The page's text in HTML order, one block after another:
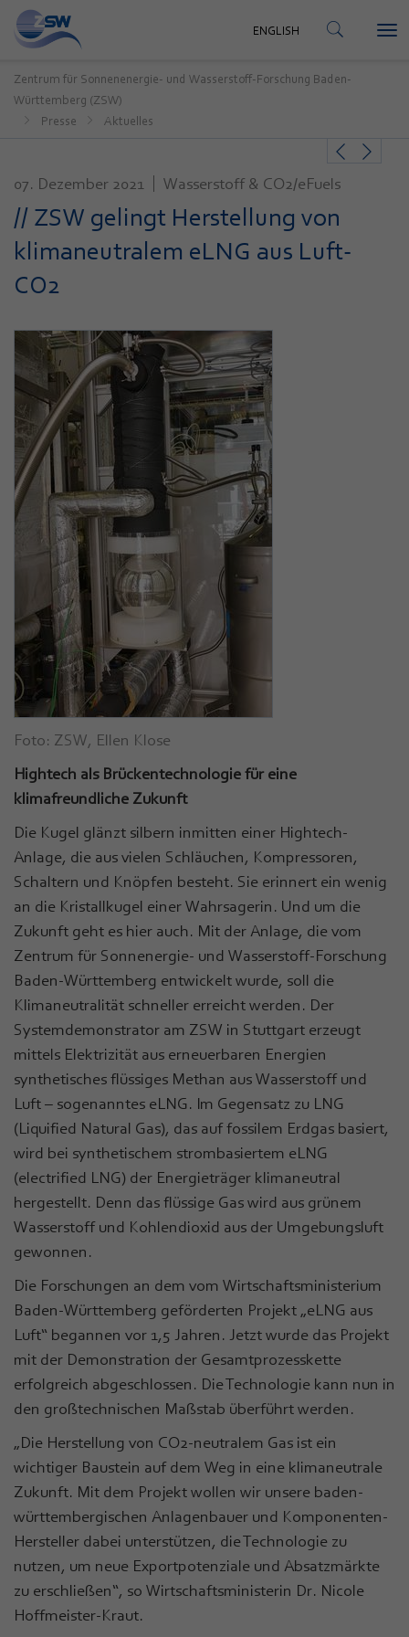
KONTAKT
ENGLISH
Zentrum für Sonnenenergie- und Wasserstoff-Forschung Baden-
Württemberg (ZSW)
Presse
Aktuelles
07. Dezember 2021 Wasserstoff & CO2/eFuels
// ZSW gelingt Herstellung von
klimaneutralem eLNG aus Luft-
CO2
Foto: ZSW, Ellen Klose
Hightech als Brückentechnologie für eine
klimafreundliche Zukunft
Die Kugel glänzt silbern inmitten einer Hightech-
Anlage, die aus vielen Schläuchen, Kompressoren,
Schaltern und Knöpfen besteht. Sie erinnert ein wenig
an die Kristallkugel einer Wahrsagerin. Und um die
Zukunft geht es hier auch. Mit der Anlage, die vom
Zentrum für Sonnenergie- und Wasserstoff-Forschung
Baden-Württemberg entwickelt wurde, soll die
Klimaneutralität schneller erreicht werden. Der
Systemdemonstrator am ZSW in Stuttgart erzeugt
mittels Elektrizität aus erneuerbaren Energien
synthetisches flüssiges Methan aus Wasserstoff und
Luft – sogenanntes eLNG. Im Gegensatz zu LNG
(Liquified Natural Gas), das auf fossilem Erdgas basiert,
wird bei synthetischem strombasiertem eLNG
(electrified LNG) der Energieträger klimaneutral
hergestellt. Denn das flüssige Gas wird aus grünem
Wasserstoff und Kohlendioxid aus der Umgebungsluft
gewonnen.
Die Forschungen an dem vom Wirtschaftsministerium
Baden-Württemberg geförderten Projekt „eLNG aus
Luft“ begannen vor 1,5 Jahren. Jetzt wurde das Projekt
mit der Demonstration der Gesamtprozesskette
erfolgreich abgeschlossen. Die Technologie kann nun in
den großtechnischen Maßstab überführt werden.
„Die Herstellung von CO2-neutralem Gas ist ein
wichtiger Baustein auf dem Weg in eine klimaneutrale
Zukunft. Mit dem Projekt wollen wir unsere baden-
württembergischen Anlagenbauer und Komponenten-
Hersteller dabei unterstützen, die Technologie zu
nutzen, um neue Exportpotenziale und Absatzmärkte
zu erschließen“, so Wirtschaftsministerin Dr. Nicole
Hoffmeister-Kraut.